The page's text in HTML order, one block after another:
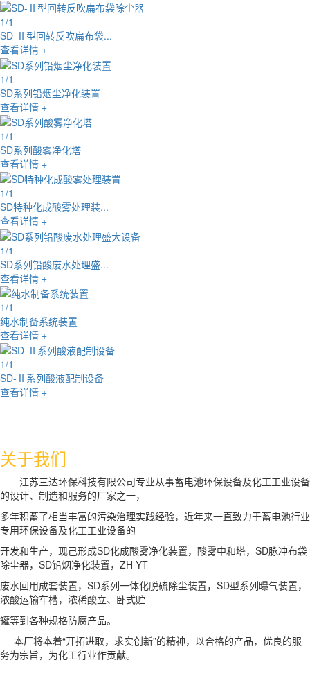
1/1
SD-Ⅱ型回转反吹扁布袋...
查看详情 +
1/1
SD系列铅烟尘净化装置
查看详情 +
1/1
SD系列酸雾净化塔
查看详情 +
1/1
SD特种化成酸雾处理装...
查看详情 +
1/1
SD系列铅酸废水处理盛...
查看详情 +
1/1
纯水制备系统装置
查看详情 +
1/1
SD-Ⅱ系列酸液配制设备
查看详情 +
关于我们
江苏三达环保科技有限公司专业从事蓄电池环保设备及化工工业设备
的设计、制造和服务的厂家之一，
多年积蓄了相当丰富的污染治理实践经验，近年来一直致力于蓄电池行业
专用环保设备及化工工业设备的
开发和生产，现己形成SD化成酸雾净化装置，酸雾中和塔，SD脉冲布袋
除尘器，SD铅烟净化装置，ZH-YT
废水回用成套装置，SD系列一体化脱硫除尘装置，SD型系列曝气装置，
浓酸运输车槽，浓稀酸立、卧式贮
罐等到各种规格防腐产品。
本厂将本着“开拓进取，求实创新”的精神，以合格的产品，优良的服
务为宗旨，为化工行业作贡献。